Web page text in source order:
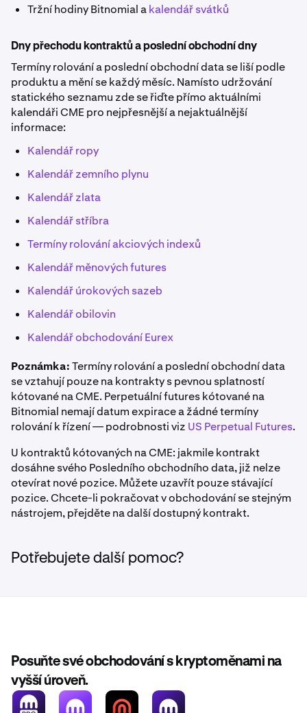
Tržní hodiny Bitnomial akalendář svátků
Dny přechodu kontraktů a poslední obchodní dny
Termíny rolování a poslední obchodní data se liší podle
produktu a mění se každý měsíc. Namísto udržování
statického seznamu zde se řiďte přímo aktuálními
kalendáři CME pro nejpřesnější a nejaktuálnější
informace:
Kalendář ropy
Kalendář zemního plynu
Kalendář zlata
Kalendář stříbra
Termíny rolování akciových indexů
Kalendář měnových futures
Kalendář úrokových sazeb
Kalendář obilovin
Kalendář obchodování Eurex
Poznámka:Termíny rolování a poslední obchodní data
se vztahují pouze na kontrakty s pevnou splatností
kótované na CME. Perpetuální futures kótované na
Bitnomial nemají datum expirace a žádné termíny
rolování k řízení — podrobnosti viz US Perpetual Futures.
U kontraktů kótovaných na CME: jakmile kontrakt
dosáhne svého Posledního obchodního data, již nelze
otevírat nové pozice. Můžete uzavřít pouze stávající
pozice. Chcete-li pokračovat v obchodování se stejným
nástrojem, přejděte na další dostupný kontrakt.
Potřebujete další pomoc?
Posuňte své obchodování s kryptoměnami na
vyšší úroveň.